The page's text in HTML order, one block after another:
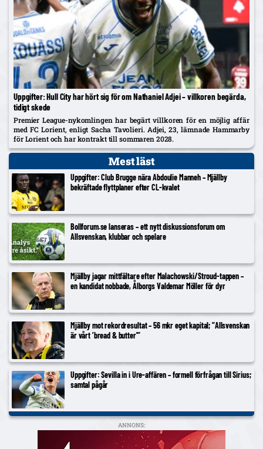
Uppgifter: Hull City har hört sig för om Nathaniel Adjei – villkoren begärda,
tidigt skede
Premier League-nykomlingen har begärt villkoren för en möjlig affär
med FC Lorient, enligt Sacha Tavolieri. Adjei, 23, lämnade Hammarby
för Lorient och har kontrakt till sommaren 2028.
Mest läst
Uppgifter: Club Brugge nära Abdoulie Manneh – Mjällby
bekräftade flyttplaner efter CL-kvalet
Bollforum.se lanseras – ett nytt diskussionsforum om
Allsvenskan, klubbar och spelare
Mjällby jagar mittfältare efter Malachowski/Stroud-tappen –
en kandidat nobbade, Ålborgs Valdemar Möller för dyr
Mjällby mot rekordresultat – 56 mkr eget kapital; ”Allsvenskan
är vårt ’bread & butter'”
Uppgifter: Sevilla in i Ure-affären – formell förfrågan till Sirius;
samtal pågår
ANNONS: